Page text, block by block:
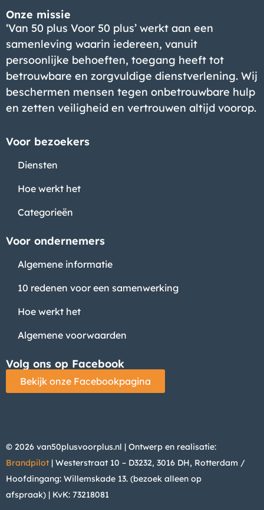
Onze missie
‘Van 50 plus Voor 50 plus’ werkt aan een
samenleving waarin iedereen, vanuit
persoonlijke behoeften, toegang heeft tot
betrouwbare en zorgvuldige dienstverlening. Wij
beschermen mensen tegen onbetrouwbare hulp
en zetten veiligheid en vertrouwen altijd voorop.
Voor bezoekers
Diensten
Hoe werkt het
Categorieën
Voor ondernemers
Algemene informatie
10 redenen voor een samenwerking
Hoe werkt het
Algemene voorwaarden
Volg ons op Facebook
Bekijk onze Facebookpagina
© 2026 van50plusvoorplus.nl | Ontwerp en realisatie:
Brandpilot | Westerstraat 10 – D3232, 3016 DH, Rotterdam /
Hoofdingang: Willemskade 13. (bezoek alleen op
afspraak) | KvK: 73218081